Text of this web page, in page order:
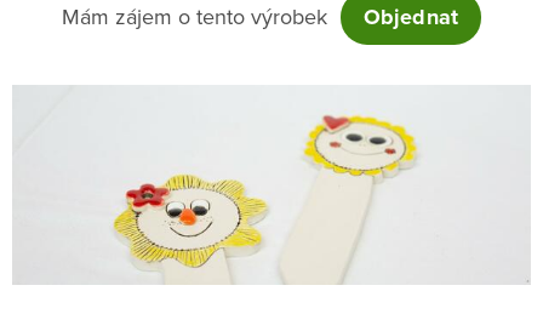
Mám zájem o tento výrobek Objednat